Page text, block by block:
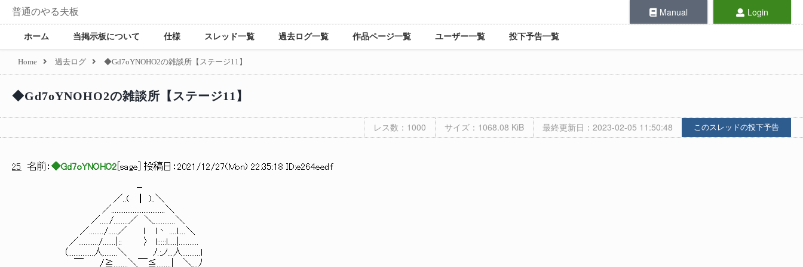
普通のやる夫板 Manual Login
ホーム 当掲示板について 仕様 スレッド一覧 過去ログ一覧 作品ページ一覧 ユーザー一覧 投下予告一覧
Home 過去ログ ◆Gd7oYNOHO2の雑談所【ステージ11】
◆Gd7oYNOHO2の雑談所【ステージ11】
レス数：1000 サイズ：1068.08 KiB 最終更新日：2023-02-05 11:50:48 このスレッドの投下予告
25 名前： ◆Gd7oYNOHO2 sage ] 投稿日： 2021/12/27(Mon) 22:35:18 ID:e264eedf
－
／..( ┃ )..＼
／..............................＼
／...../........／ ＼............＼
／......../.....／ ｌ l丶 ....l....＼
／.........../.......|:: 〉 l:::::l.....|...........
（..............人........＼ ﾉ.:ノ...人..........l
￣ /≧........＼￣≦........| ＼...ﾉ